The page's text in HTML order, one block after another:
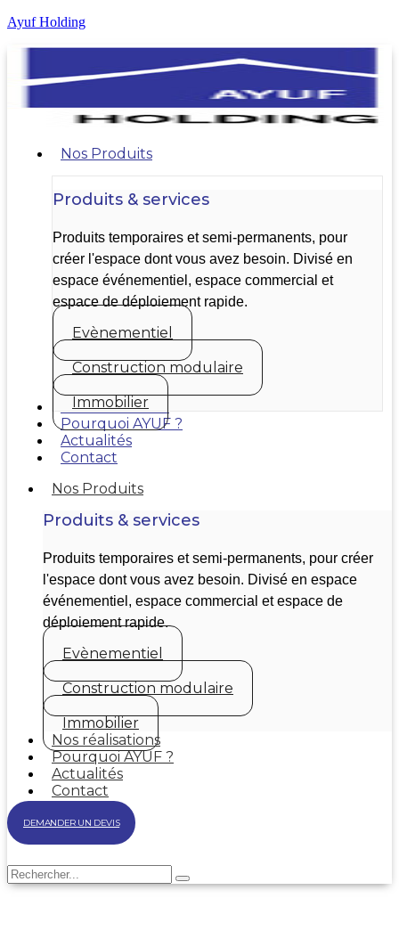
Ayuf Holding
Nos Produits
Produits & services
Produits temporaires et semi-permanents, pour
créer l'espace dont vous avez besoin. Divisé en
espace événementiel, espace commercial et
espace de déploiement rapide.
Evènementiel
Construction modulaire
Immobilier
Nos réalisations
Pourquoi AYUF ?
Actualités
Contact
Nos Produits
Produits & services
Produits temporaires et semi-permanents, pour créer
l'espace dont vous avez besoin. Divisé en espace
événementiel, espace commercial et espace de
déploiement rapide.
Evènementiel
Construction modulaire
Immobilier
Nos réalisations
Pourquoi AYUF ?
Actualités
Contact
DEMANDER UN DEVIS